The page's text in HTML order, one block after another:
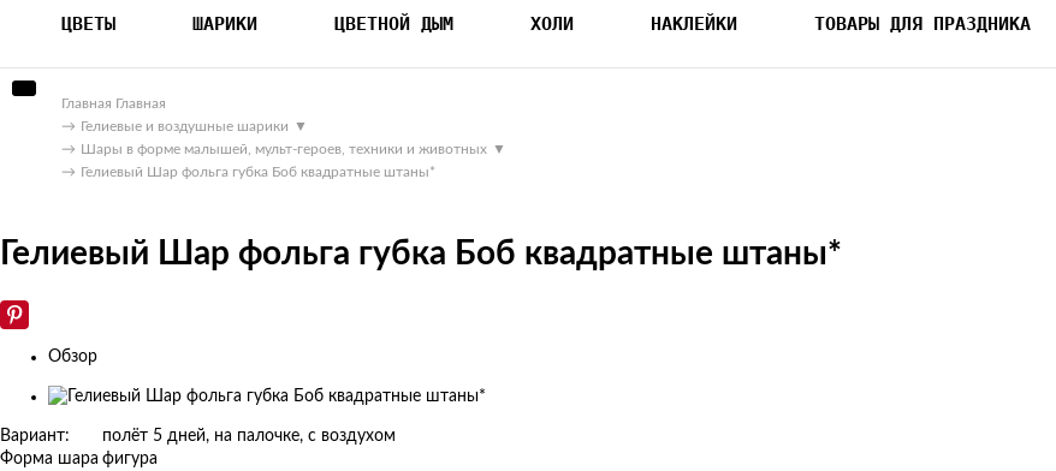
ЦВЕТЫ ШАРИКИ ЦВЕТНОЙ ДЫМ ХОЛИ НАКЛЕЙКИ ТОВАРЫ ДЛЯ ПРАЗДНИКА
Главная Главная
→ Гелиевые и воздушные шарики ▼
→ Шары в форме малышей, мульт-героев, техники и животных ▼
→ Гелиевый Шар фольга губка Боб квадратные штаны*
Гелиевый Шар фольга губка Боб квадратные штаны*
Обзор
Изображения
товаров
Вариант:
полёт 5 дней, на палочке, с воздухом
Форма шара фигура